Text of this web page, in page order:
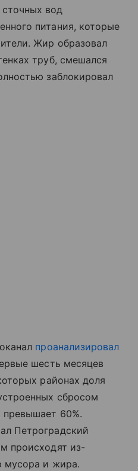
вод
питания, которые
Жир образовал
труб, смешался
заблокировал
проанализировал
шесть месяцев
районах доля
сбросом
превышает 60%.
Петроградский
происходят из-
мусора и жира.